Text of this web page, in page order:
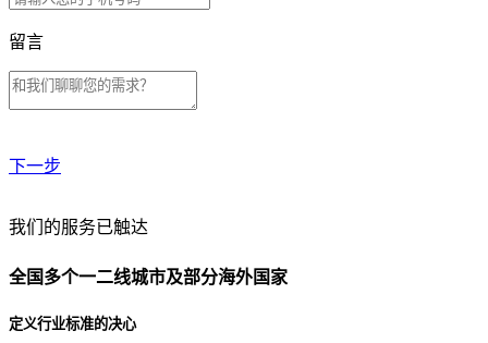
留言
下一步
贵公司预算范围是？
贵公司的团队规模是？
我们的服务已触达
全国多个一二线城市及部分海外国家
定义行业标准的决心